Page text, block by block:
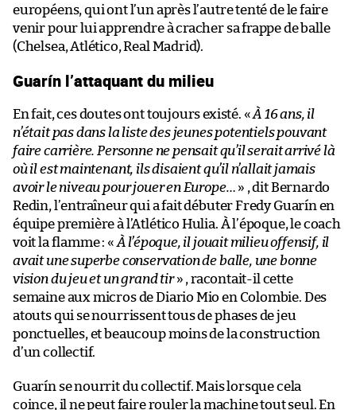
européens, qui ont l’un après l’autre tenté de le faire
venir pour lui apprendre à cracher sa frappe de balle
(Chelsea, Atlético, Real Madrid).
Guarín l’attaquant du milieu
En fait, ces doutes ont toujours existé. «À 16 ans, il
n’était pas dans la liste des jeunes potentiels pouvant
faire carrière. Personne ne pensait qu’il serait arrivé là
où il est maintenant, ils disaient qu’il n’allait jamais
avoir le niveau pour jouer en Europe… » , dit Bernardo
Redin, l’entraîneur qui a fait débuter Fredy Guarín en
équipe première à l’Atlético Hulia. À l’époque, le coach
voit la flamme : « À l’époque, il jouait milieu offensif, il
avait une superbe conservation de balle, une bonne
vision du jeu et un grand tir» , racontait-il cette
semaine aux micros de Diario Mio en Colombie. Des
atouts qui se nourrissent tous de phases de jeu
ponctuelles, et beaucoup moins de la construction
d’un collectif.
Guarín se nourrit du collectif. Mais lorsque cela
coince, il ne peut faire rouler la machine tout seul. En